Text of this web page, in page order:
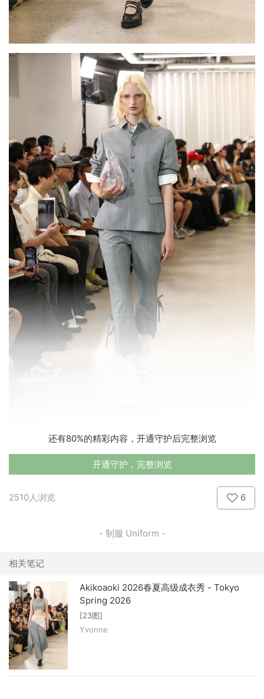
还有80%的精彩内容，开通守护后完整浏览
开通守护，完整浏览
2510人浏览 6
- 制服 Uniform -
相关笔记
Akikoaoki 2026春夏高级成衣秀 - Tokyo
Spring 2026
[23图]
Yvonne